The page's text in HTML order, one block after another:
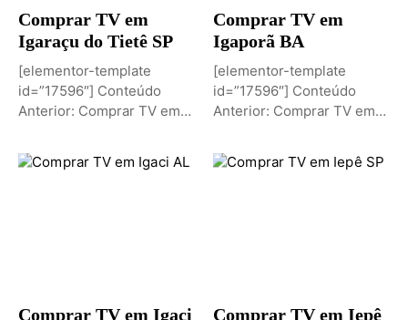
Comprar TV em
Igaraçu do Tietê SP
[elementor-template
id=”17596″] Conteúdo
Anterior: Comprar TV em
Conteúdo: Sobremesa de...
Comprar TV em
Igaporã BA
[elementor-template
id=”17596″] Conteúdo
Anterior: Comprar TV em
Comprar TV...
Comprar TV em Igaci Comprar TV em Iepê